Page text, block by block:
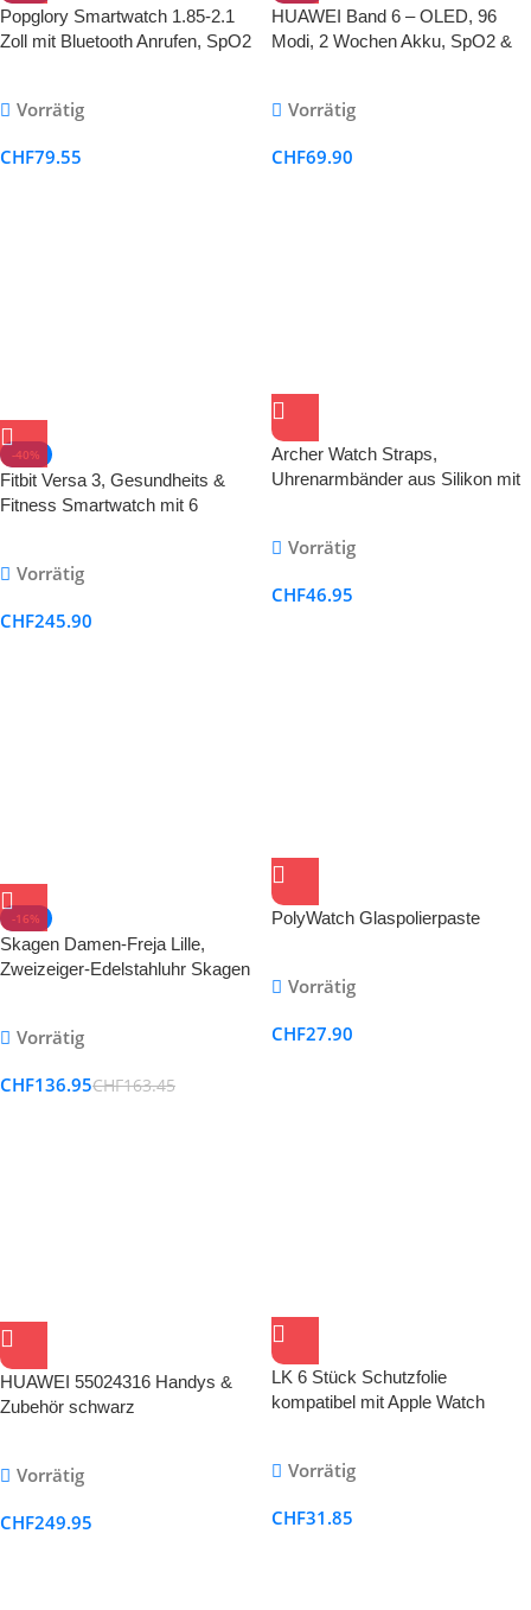
Popglory Smartwatch 1.85-2.1
Zoll mit Bluetooth Anrufen, SpO2
Vorrätig
CHF79.55
HUAWEI Band 6 – OLED, 96
Modi, 2 Wochen Akku, SpO2 &
Vorrätig
CHF69.90
-40%
Fitbit Versa 3, Gesundheits &
Fitness Smartwatch mit 6
Index und bis zu 6+ Tage Akku
Vorrätig
CHF245.90
Archer Watch Straps,
Uhrenarmbänder aus Silikon mit
Vorrätig
CHF46.95
-16%
Skagen Damen-Freja Lille,
Zweizeiger-Edelstahluhr Skagen
Vorrätig
CHF136.95CHF163.45
PolyWatch Glaspolierpaste
Vorrätig
CHF27.90
HUAWEI 55024316 Handys &
Zubehör schwarz
Vorrätig
CHF249.95
LK 6 Stück Schutzfolie
kompatibel mit Apple Watch
Weich TPU Blasenfreie
Maximale Abdeckung
Vorrätig
CHF31.85